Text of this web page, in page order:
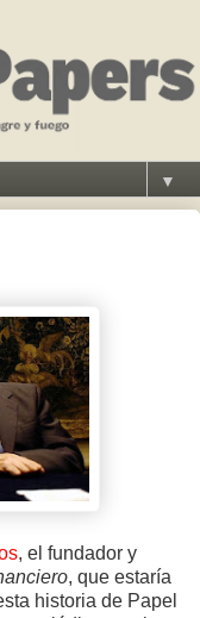
▼
, el fundador y
, que estaría
historia de Papel